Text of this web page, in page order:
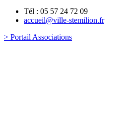
Tél : 05 57 24 72 09
accueil@ville-stemilion.fr
> Portail Associations